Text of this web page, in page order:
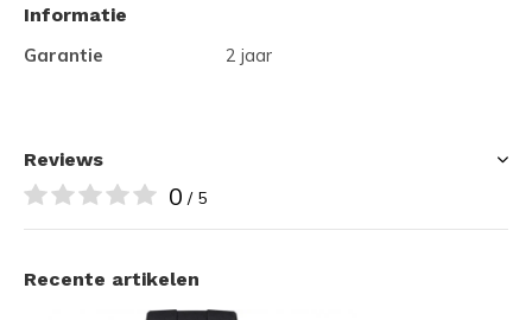
Informatie
Garantie
2 jaar
Reviews
0 / 5
Recente artikelen